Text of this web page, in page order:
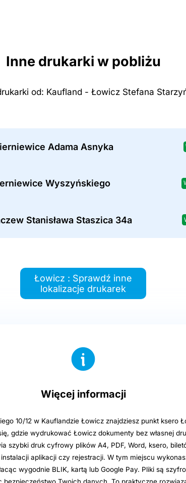
Inne drukarki w pobliżu
od: Kaufland - Łowicz Stefana
Adama Asnyka
Wyszyńskiego
Stanisława Staszica 34a
Łowicz : Sprawdź inne
lokalizacje drukarek
Więcej informacji
10/12 w Kauflandzie Łowicz znajdziesz punkt ksero
gdzie wydrukować Łowicz dokumenty bez własnej
szybki druk cyfrowy plików A4, PDF, Word, ksero,
aplikacji czy rejestracji. W tym miejscu
wygodnie BLIK, kartą lub Google Pay. Pliki są